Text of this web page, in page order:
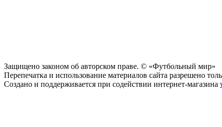
Защищено законом об авторском праве. © «Футбольный мир»
Перепечатка и использование материалов сайта разрешено
Создано и поддерживается при содействии интернет-магазина